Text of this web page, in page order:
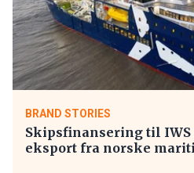
BRAND STORIES
Skipsfinansering til
eksport fra norske